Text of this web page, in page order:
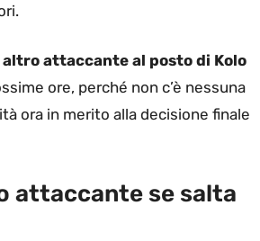
attaccante al posto di Kolo
ore, perché non c’è nessuna
ora in merito alla decisione finale
attaccante se salta